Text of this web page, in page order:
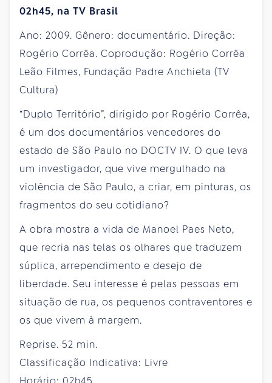
02h45, na TV Brasil
Ano: 2009. Gênero: documentário. Direção:
Rogério Corrêa. Coprodução: Rogério Corrêa
Leão Filmes, Fundação Padre Anchieta (TV
Cultura)
“Duplo Território”, dirigido por Rogério Corrêa,
é um dos documentários vencedores do
estado de São Paulo no DOCTV IV. O que leva
um investigador, que vive mergulhado na
violência de São Paulo, a criar, em pinturas, os
fragmentos do seu cotidiano?
A obra mostra a vida de Manoel Paes Neto,
que recria nas telas os olhares que traduzem
súplica, arrependimento e desejo de
liberdade. Seu interesse é pelas pessoas em
situação de rua, os pequenos contraventores e
os que vivem à margem.
Reprise. 52 min.
Classificação Indicativa: Livre